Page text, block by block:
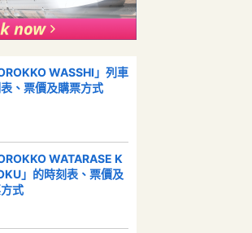
WASSHI」列車
、票價及購票方式
WATARASE K
」的時刻表、票價及
式